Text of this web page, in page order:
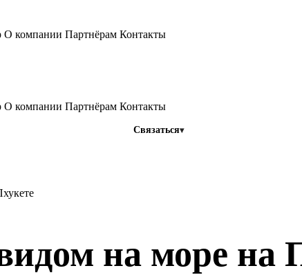
О компании Партнёрам Контакты
О компании Партнёрам Контакты
Связаться
на море на